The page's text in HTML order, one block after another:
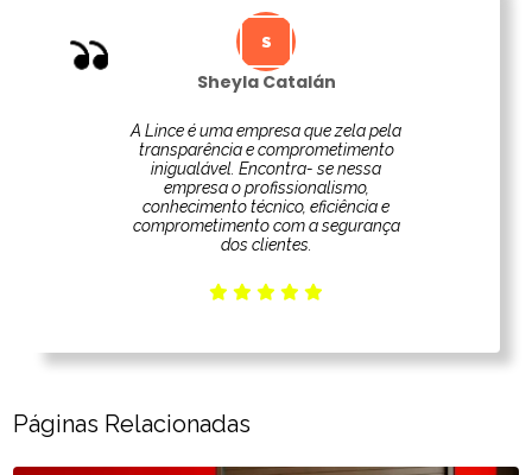
Sheyla Catalán
A Lince é uma empresa que zela pela
transparência e comprometimento
inigualável. Encontra- se nessa
empresa o profissionalismo,
conhecimento técnico, eficiência e
comprometimento com a segurança
dos clientes.
Páginas Relacionadas